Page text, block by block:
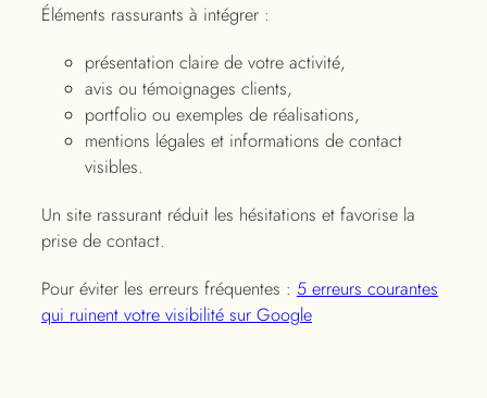
Éléments rassurants à intégrer :
présentation claire de votre activité,
avis ou témoignages clients,
portfolio ou exemples de réalisations,
mentions légales et informations de contact
visibles.
Un site rassurant réduit les hésitations et favorise la
prise de contact.
Pour éviter les erreurs fréquentes : 5 erreurs courantes
qui ruinent votre visibilité sur Google